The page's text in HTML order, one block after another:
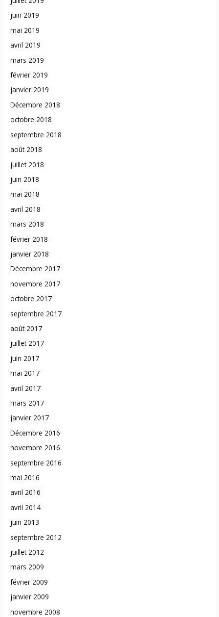
juin 2019
mai 2019
avril 2019
mars 2019
février 2019
janvier 2019
Décembre 2018
octobre 2018
septembre 2018
août 2018
juillet 2018
juin 2018
mai 2018
avril 2018
mars 2018
février 2018
janvier 2018
Décembre 2017
novembre 2017
octobre 2017
septembre 2017
août 2017
juillet 2017
juin 2017
mai 2017
avril 2017
mars 2017
janvier 2017
Décembre 2016
novembre 2016
septembre 2016
mai 2016
avril 2016
avril 2014
juin 2013
septembre 2012
juillet 2012
mars 2009
février 2009
janvier 2009
novembre 2008